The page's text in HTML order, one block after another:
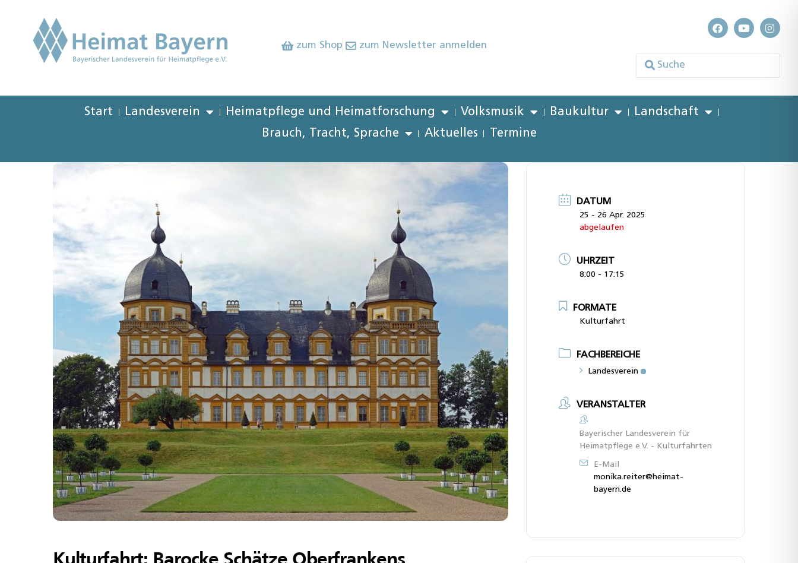
zum Shop zum Newsletter anmelden
Start Landesverein Heimatpflege und Heimatforschung Volksmusik Baukultur
Landschaft
Brauch, Tracht, Sprache
Aktuelles Termine
DATUM
25 - 26 Apr. 2025
abgelaufen
UHRZEIT
8:00 - 17:15
FORMATE
Kulturfahrt
FACHBEREICHE
Landesverein
VERANSTALTER
Bayerischer Landesverein für
Heimatpflege e.V. - Kulturfahrten
E-Mail
monika.reiter@heimat-
bayern.de